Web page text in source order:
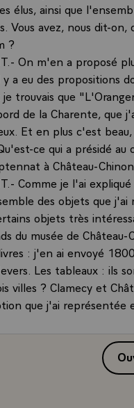
élus, ainsi que
Vous avez, nous dit-on,
?
On m'en a proposé
a eu des propositions
trouvais que
de la Charente, que
Et en plus c'est
ce qui a présidé au
à Château-
Comme je l'ai
des objets que
objets très
du musée de
: j'en ai envoyé
Les tableaux : ils
villes ? Clamecy et
que j'ai
qui se trouve là et j'ai
pas oublier mon